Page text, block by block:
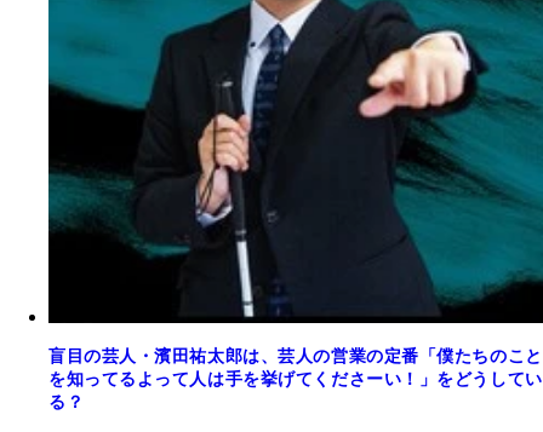
盲目の芸人・濱田祐太郎は、芸人の営業の定番「僕たちのこと
を知ってるよって人は手を挙げてくださーい！」をどうしてい
る？